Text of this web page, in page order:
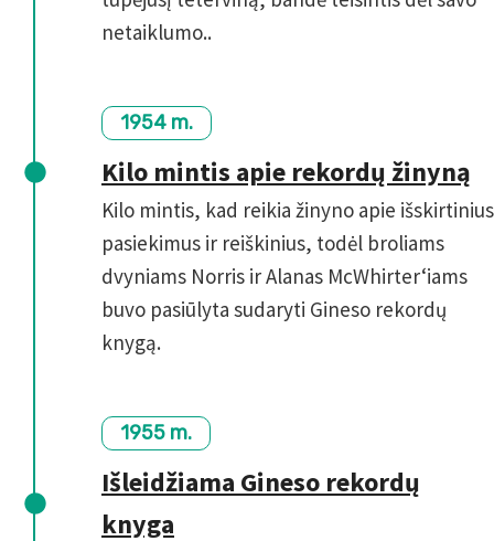
netaiklumo..
1954 m.
Kilo mintis apie rekordų žinyną
Kilo mintis, kad reikia žinyno apie išskirtinius
pasiekimus ir reiškinius, todėl broliams
dvyniams Norris ir Alanas McWhirter‘iams
buvo pasiūlyta sudaryti Gineso rekordų
knygą.
1955 m.
Išleidžiama Gineso rekordų
knyga